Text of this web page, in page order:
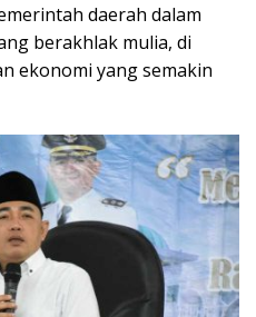
daerah dalam
berakhlak mulia, di
ekonomi yang semakin